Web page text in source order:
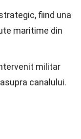
fiind una
maritime din
militar
canalului.